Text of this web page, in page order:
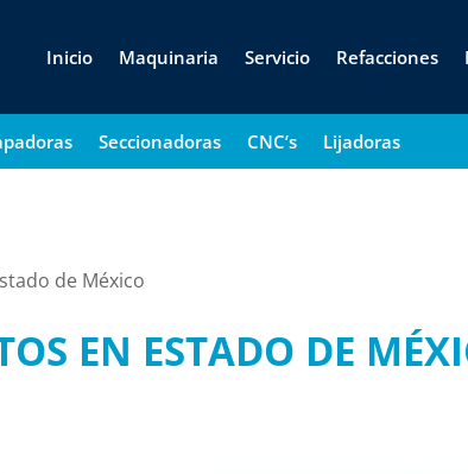
Inicio Maquinaria Servicio Refacciones
Seccionadoras CNC’s Lijadoras
de México
EN ESTADO DE